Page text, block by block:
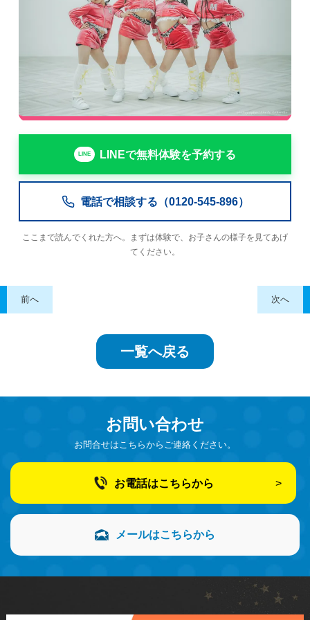
LINEで無料体験を予約する
電話で相談する（0120-545-896）
ここまで読んでくれた方へ。まずは体験で、お子さんの様子を見てあげ
てください。
前へ 次へ
一覧へ戻る
お問い合わせ
お問合せはこちらからご連絡ください。
お電話はこちらから
メールはこちらから